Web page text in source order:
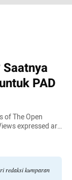
PAD
of The Open
expressed are
redaksi kumparan